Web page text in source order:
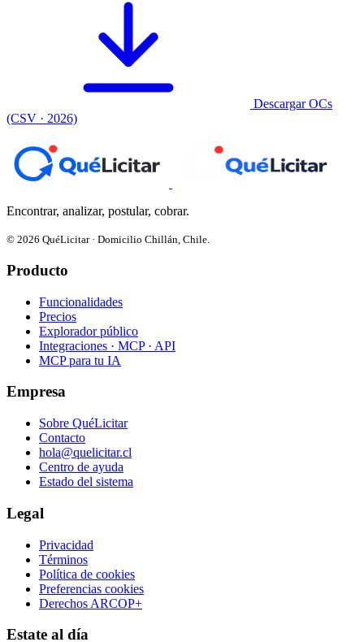
Descargar OCs
(CSV · 2026)
Encontrar, analizar, postular, cobrar.
© 2026 QuéLicitar · Domicilio Chillán, Chile.
Producto
Funcionalidades
Precios
Explorador público
Integraciones · MCP · API
MCP para tu IA
Empresa
Sobre QuéLicitar
Contacto
hola@quelicitar.cl
Centro de ayuda
Estado del sistema
Legal
Privacidad
Términos
Política de cookies
Preferencias cookies
Derechos ARCOP+
Estate al día